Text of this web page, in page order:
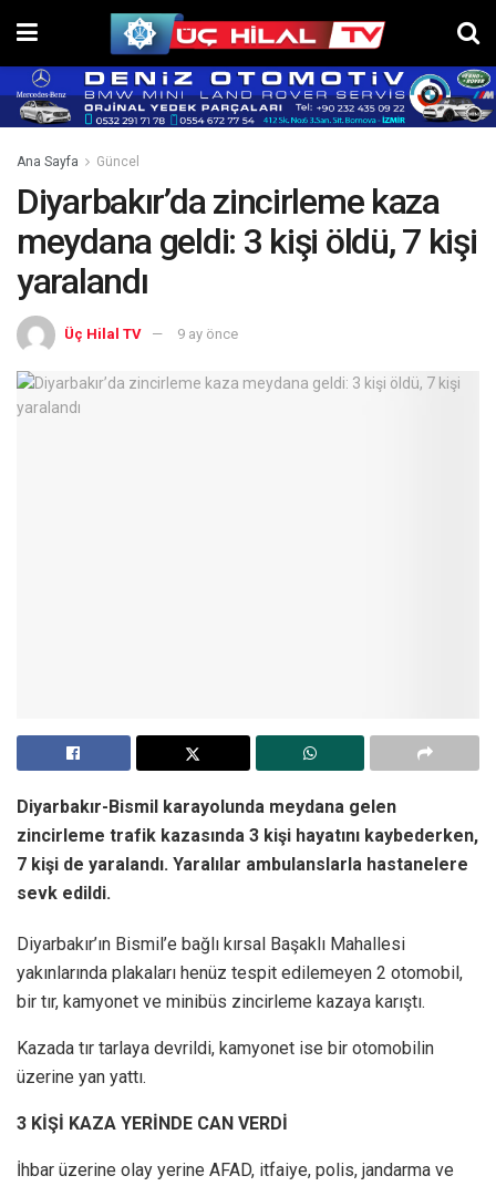
Ana Sayfa Güncel
Diyarbakır’da zincirleme kaza
meydana geldi: 3 kişi öldü, 7 kişi
yaralandı
Üç Hilal TV 9 ay önce
Diyarbakır-Bismil karayolunda meydana gelen
zincirleme trafik kazasında 3 kişi hayatını kaybederken,
7 kişi de yaralandı. Yaralılar ambulanslarla hastanelere
sevk edildi.
Diyarbakır’ın Bismil’e bağlı kırsal Başaklı Mahallesi
yakınlarında plakaları henüz tespit edilemeyen 2 otomobil,
bir tır, kamyonet ve minibüs zincirleme kazaya karıştı.
Kazada tır tarlaya devrildi, kamyonet ise bir otomobilin
üzerine yan yattı.
3 KİŞİ KAZA YERİNDE CAN VERDİ
İhbar üzerine olay yerine AFAD, itfaiye, polis, jandarma ve